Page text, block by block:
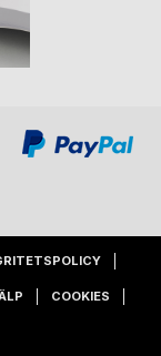
COOKIES